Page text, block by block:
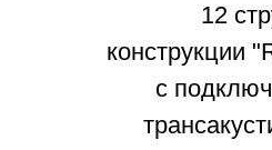
12
конструкции
с